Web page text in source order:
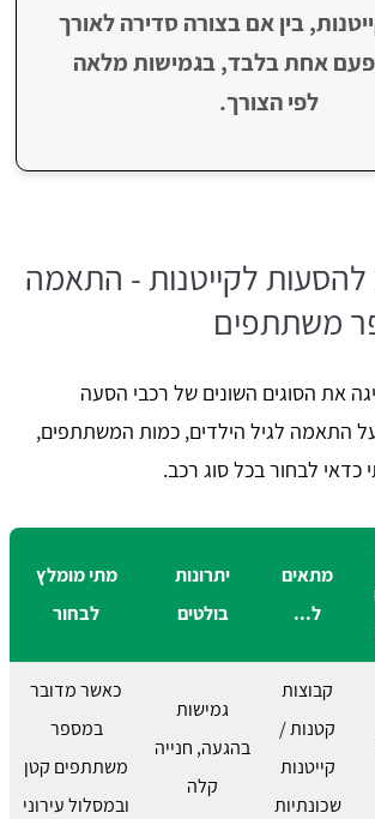
בין אם בצורה סדירה לאורך
אחת בלבד, בגמישות מלאה
לפי הצורך.
להסעות לקייטנות - התאמה
משתתפים
את הסוגים השונים של רכבי הסעה
התאמה לגיל הילדים, כמות המשתתפים,
כדאי לבחור בכל סוג רכב.
מתאים
ל...
יתרונות
בולטים
מתי מומלץ
לבחור
קבוצות
קטנות /
קייטנות
שכונתיות
גמישות
בהגעה, חנייה
קלה
כאשר מדובר
במספר
משתתפים קטן
ובמסלול עירוני